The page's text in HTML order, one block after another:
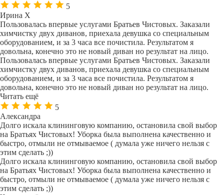
5
Ирина Х
Пользовалась впервые услугами Братьев Чистовых. Заказали
химчистку двух диванов, приехала девушка со специальным
оборудованием, и за 3 часа все почистила. Результатом я
довольна, конечно это не новый диван но результат на лицо.
Пользовалась впервые услугами Братьев Чистовых. Заказали
химчистку двух диванов, приехала девушка со специальным
оборудованием, и за 3 часа все почистила. Результатом я
довольна, конечно это не новый диван но результат на лицо.
Читать ещё
5
Александра
Долго искала клининговую компанию, остановила свой выбор
на Братьях Чистовых! Уборка была выполнена качественно и
быстро, отмыли не отмываемое ( думала уже ничего нельзя с
этим сделать ;))
Долго искала клининговую компанию, остановила свой выбор
на Братьях Чистовых! Уборка была выполнена качественно и
быстро, отмыли не отмываемое ( думала уже ничего нельзя с
этим сделать ;))